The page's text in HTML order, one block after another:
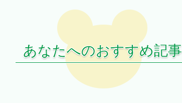
あなたへのおすすめ記事